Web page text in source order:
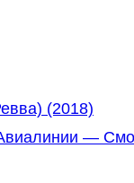
(2018)
—